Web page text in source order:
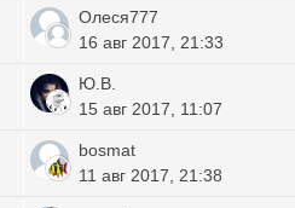
Олеся777
16 авг 2017, 21:33
Ю.В.
15 авг 2017, 11:07
bosmat
11 авг 2017, 21:38